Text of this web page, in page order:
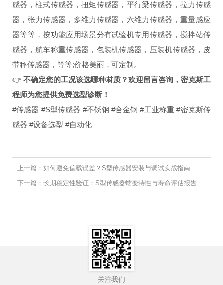
感器，柱式传感器，扭矩传感器，平行梁传感器，拉力传感
器，张力传感器，多维力传感器，六维力传感器，重量感应
器等等，按功能应用场景分有试验机专用传感器，搅拌站传
感器，航车称重传感器，包装机传感器，压装机传感器，皮
带秤传感器，等等;价格美丽，可定制。
👉不确定您的工况该选哪种材质？欢迎留言咨询，密克斯工
程师为您提供免费选型诊断！
#传感器 #S型传感器 #不锈钢 #合金钢 #工业称重 #密克斯传
感器 #设备选型 #自动化
上一篇：如何避免偏载误差？S型传感器安装与调试实战指南
下一篇：长期稳定性验证：S型传感器蠕变特性与寿命评估报告
关注我们